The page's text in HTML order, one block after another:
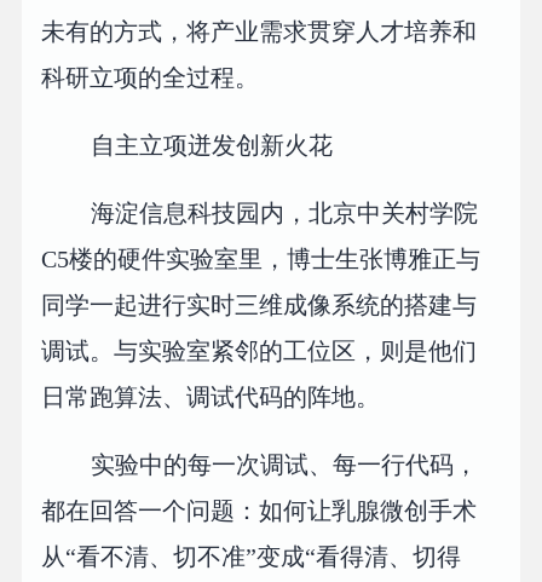
未有的方式，将产业需求贯穿人才培养和
科研立项的全过程。
自主立项迸发创新火花
海淀信息科技园内，北京中关村学院
C5楼的硬件实验室里，博士生张博雅正与
同学一起进行实时三维成像系统的搭建与
调试。与实验室紧邻的工位区，则是他们
日常跑算法、调试代码的阵地。
实验中的每一次调试、每一行代码，
都在回答一个问题：如何让乳腺微创手术
从“看不清、切不准”变成“看得清、切得